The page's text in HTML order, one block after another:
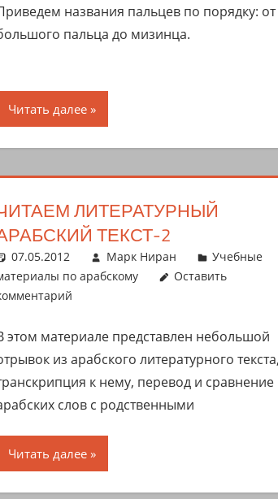
названия пальцев по порядку: от
пальца до мизинца.
Читать далее
ЛИТЕРАТУРНЫЙ
ТЕКСТ-2
07.05.2012 Марк Ниран
Учебные
по арабскому
Оставить
этом материале представлен небольшой
из арабского литературного текста,
к нему, перевод и сравнение
слов с родственными
Читать далее